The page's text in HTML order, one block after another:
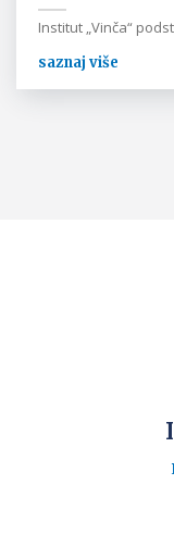
Institut „Vinča“
saznaj više